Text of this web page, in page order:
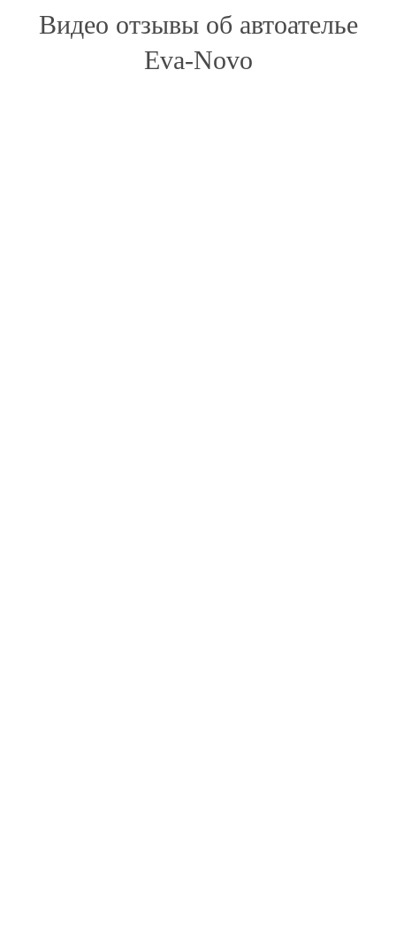
Видео отзывы об автоателье
Eva-Novo